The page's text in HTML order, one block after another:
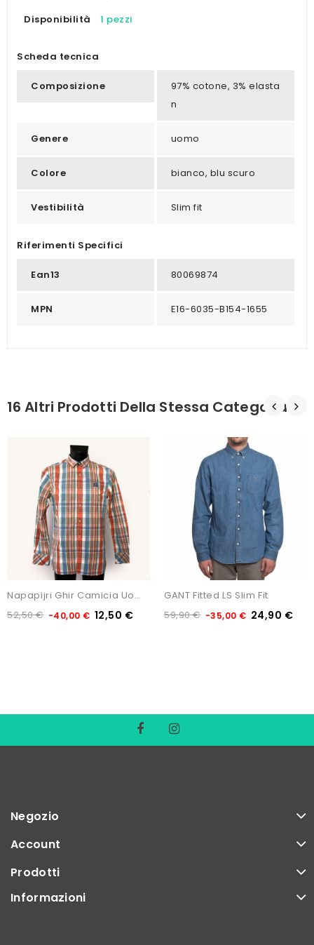
Disponibilità
1 pezzi
Scheda tecnica
Composizione
97% cotone, 3% elasta
n
Genere uomo
Colore bianco, blu scuro
Vestibilità Slim fit
Riferimenti Specifici
Ean13 80069874
MPN E16-6035-B154-1655
16 Altri Prodotti Della Stessa Categoria:
Napapijri Ghir Camicia Uomo...
52,50 € -40,00 € 12,50 €
GANT Fitted LS Slim Fit
59,90 € -35,00 € 24,90 €
Negozio
Account
Prodotti
Informazioni